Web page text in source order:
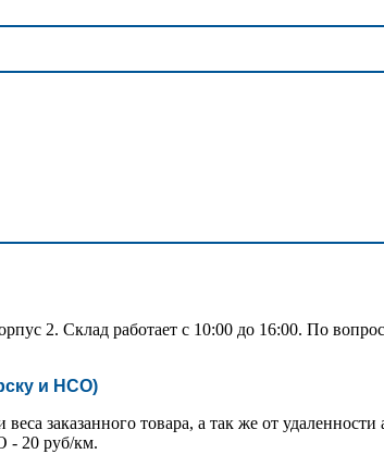
2. Склад работает с 10:00 до 16:00. По
и НСО)
заказанного товара, а так же от удаленности
- 20 руб/км.